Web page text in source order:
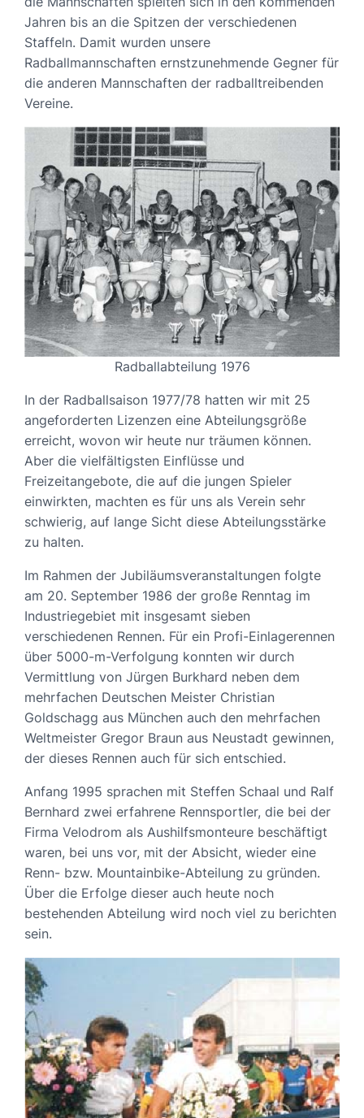
Jahren bis an die Spitzen der verschiedenen
Staffeln. Damit wurden unsere
Radballmannschaften ernstzunehmende Gegner für
die anderen Mannschaften der radballtreibenden
Vereine.
Radballabteilung 1976
In der Radballsaison 1977/78 hatten wir mit 25
angeforderten Lizenzen eine Abteilungsgröße
erreicht, wovon wir heute nur träumen können.
Aber die vielfältigsten Einflüsse und
Freizeitangebote, die auf die jungen Spieler
einwirkten, machten es für uns als Verein sehr
schwierig, auf lange Sicht diese Abteilungsstärke
zu halten.
Im Rahmen der Jubiläumsveranstaltungen folgte
am 20. September 1986 der große Renntag im
Industriegebiet mit insgesamt sieben
verschiedenen Rennen. Für ein Profi-Einlagerennen
über 5000-m-Verfolgung konnten wir durch
Vermittlung von Jürgen Burkhard neben dem
mehrfachen Deutschen Meister Christian
Goldschagg aus München auch den mehrfachen
Weltmeister Gregor Braun aus Neustadt gewinnen,
der dieses Rennen auch für sich entschied.
Anfang 1995 sprachen mit Steffen Schaal und Ralf
Bernhard zwei erfahrene Rennsportler, die bei der
Firma Velodrom als Aushilfsmonteure beschäftigt
waren, bei uns vor, mit der Absicht, wieder eine
Renn- bzw. Mountainbike-Abteilung zu gründen.
Über die Erfolge dieser auch heute noch
bestehenden Abteilung wird noch viel zu berichten
sein.